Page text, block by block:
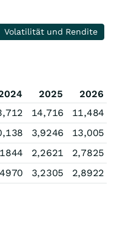
Volatilität und Rendite
2025
2026
14,716
11,484
3,9246
13,005
2,2621
2,7825
3,2305 2,8922